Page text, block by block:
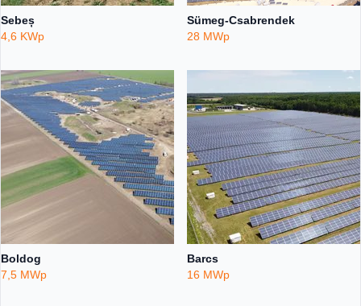
Sebeș
4,6 KWp
Sümeg-Csabrendek
28 MWp
Boldog
7,5 MWp
Barcs
16 MWp